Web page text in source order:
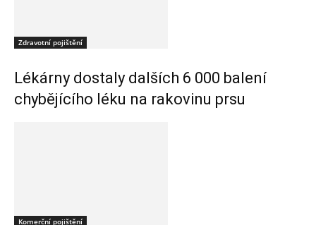
Zdravotní pojištění
Lékárny dostaly dalších 6 000 balení
chybějícího léku na rakovinu prsu
Komerční pojištění